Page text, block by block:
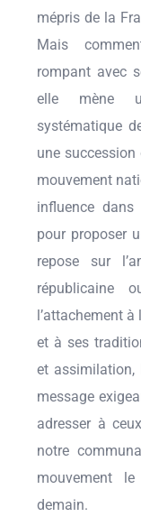
mépris de la
Mais
rompant avec
elle mène
systématique
une succession
mouvement
influence
pour proposer
repose sur
républicaine
l’attachement
et à ses
et assimilation,
message
adresser à
notre
mouvement
demain.